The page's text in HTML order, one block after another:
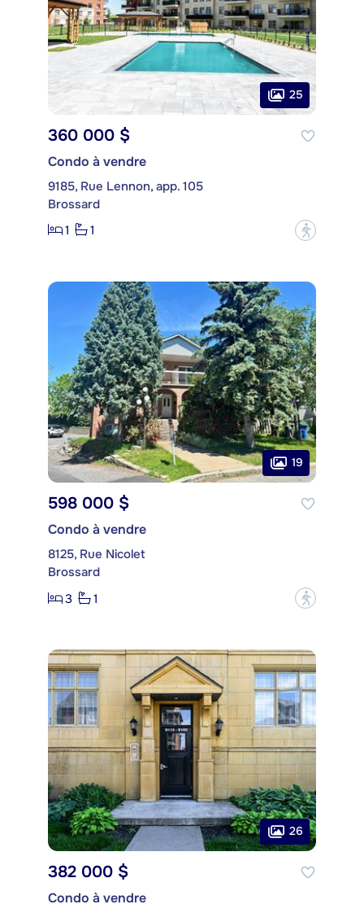
25
360 000 $
Condo à vendre
9185, Rue Lennon, app. 105
Brossard
1
1 ?
19
598 000 $
Condo à vendre
8125, Rue Nicolet
Brossard
3
1 ?
26
382 000 $
Condo à vendre